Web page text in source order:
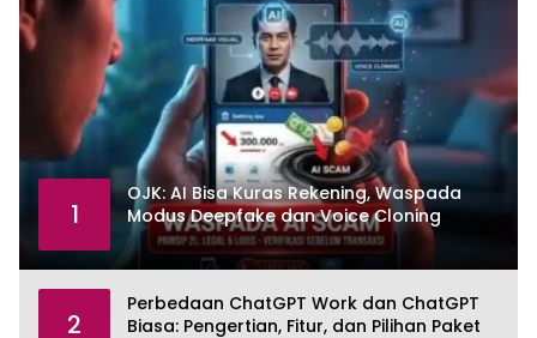
1
OJK: AI Bisa Kuras Rekening, Waspada
Modus Deepfake dan Voice Cloning
2
Perbedaan ChatGPT Work dan ChatGPT
Biasa: Pengertian, Fitur, dan Pilihan Paket